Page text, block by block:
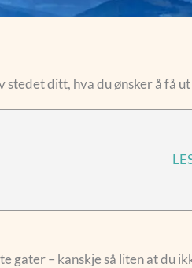
ditt, hva du ønsker å få ut
gater – kanskje så liten at du